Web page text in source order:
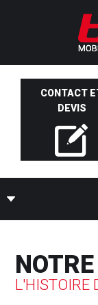
CONTACT
DEVIS
L'HISTOIRE